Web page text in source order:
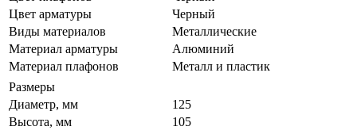
Цвет арматуры
Черный
Виды материалов
Металлические
Материал арматуры
Алюминий
Материал плафонов
Металл и пластик
Размеры
Диаметр, мм
125
Высота, мм
105